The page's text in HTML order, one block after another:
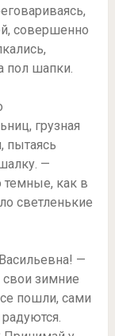
совершенно
пол шапки.
грузная
пытаясь
—
темные, как в
светленькие
—
свои зимние
пошли, сами